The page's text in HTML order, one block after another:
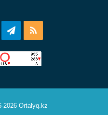
Telegram
2026 Ortalyq.kz